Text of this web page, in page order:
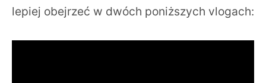
lepiej obejrzeć w dwóch poniższych vlogach: